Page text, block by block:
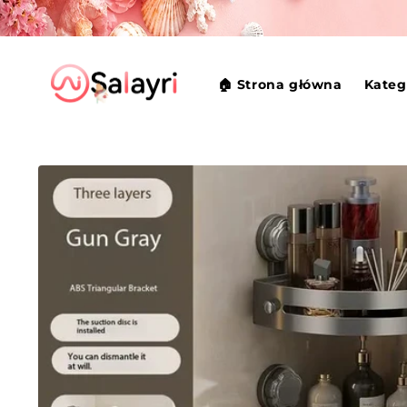
Przejdź
do
treści
🏠 Strona główna
aby
przejść do
informacji
o
produkcie